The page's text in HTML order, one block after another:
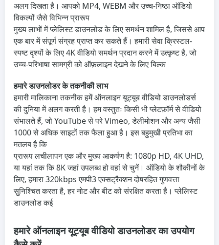
अलग दिखता है। आपको MP4, WEBM और उच्च-निष्ठा ऑडियो
विकल्पों जैसे विभिन्न प्रारूप
मुख्य लाभों में प्लेलिस्ट डाउनलोड के लिए समर्थन शामिल है, जिससे आप
एक बार में संपूर्ण संग्रह प्राप्त कर सकते हैं। हमारी सेवा क्रिस्टल-
स्पष्ट दृश्यों के लिए 4K वीडियो समर्थन प्रदान करने में उत्कृष्ट है, जो
उच्च-परिभाषा सामग्री को ऑफ़लाइन देखने के लिए बिल्क
हमारे डाउनलोडर के तकनीकी लाभ
हमारी मालिकाना तकनीक हमें ऑनलाइन यूट्यूब वीडियो डाउनलोडर्स
की दुनिया में अलग करती है। हम वस्तुतः किसी भी प्लेटफ़ॉर्म से वीडियो
संभालते हैं, जो YouTube से परे Vimeo, डेलीमोशन और अन्य जैसी
1000 से अधिक साइटों तक फैला हुआ है। इस बहुमुखी प्रतिभा का
मतलब है कि
प्रारूप लचीलापन एक और मुख्य आकर्षण है: 1080p HD, 4K UHD,
या यहां तक ​​कि 8K जहां उपलब्ध हो वहां से चुनें। ऑडियो के शौकीनों के
लिए, हमारा 320kbps एमपी3 एक्सट्रैक्शन दोषरहित गुणवत्ता
सुनिश्चित करता है, हर नोट और बीट को संरक्षित करता है। प्लेलिस्ट
डाउनलोड कई
हमारे ऑनलाइन यूट्यूब वीडियो डाउनलोडर का उपयोग